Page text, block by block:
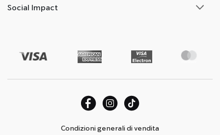
Social Impact
Condizioni generali di vendita